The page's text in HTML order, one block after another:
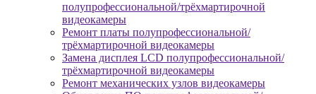
полупрофессиональной/трёхмартирочной
видеокамеры
Ремонт платы полупрофессиональной/
трёхмартирочной видеокамеры
Замена дисплея LCD полупрофессиональной/
трёхмартирочной видеокамеры
Ремонт механических узлов видеокамеры